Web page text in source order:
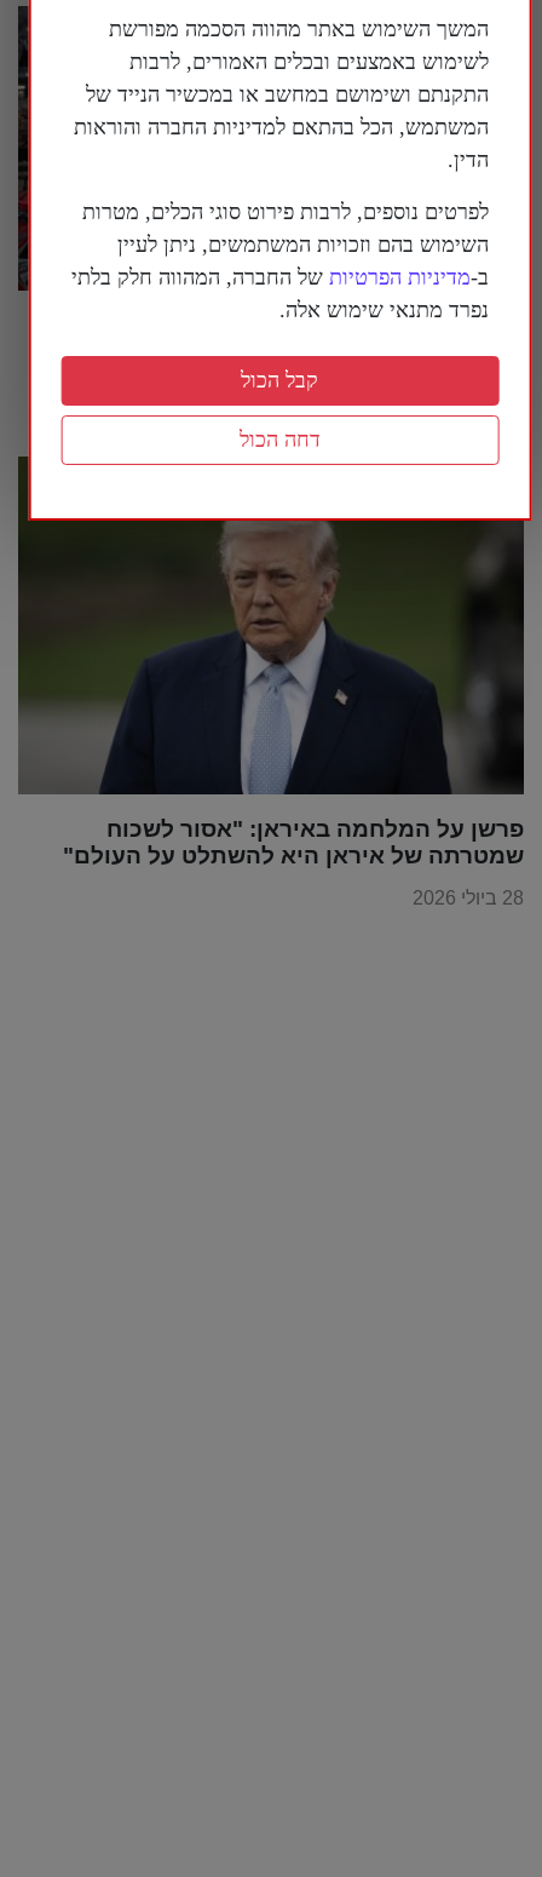
המשטר הסיני מנסה לחמש מחדש את איראן |
פרשנות
פרשן על המלחמה באיראן: "אסור לשכוח
שמטרתה של איראן היא להשתלט על העולם"
28 ביולי 2026
המשך השימוש באתר מהווה הסכמה מפורשת
לשימוש באמצעים ובכלים האמורים, לרבות
התקנתם ושימושם במחשב או במכשיר הנייד של
המשתמש, הכל בהתאם למדיניות החברה והוראות
הדין.
לפרטים נוספים, לרבות פירוט סוגי הכלים, מטרות
השימוש בהם וזכויות המשתמשים, ניתן לעיין
ב-מדיניות הפרטיות של החברה, המהווה חלק בלתי
נפרד מתנאי שימוש אלה.
דחה הכול
קבל הכול